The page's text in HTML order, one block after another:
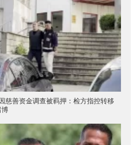
慈善资金调查被羁押：检方指控转移
博